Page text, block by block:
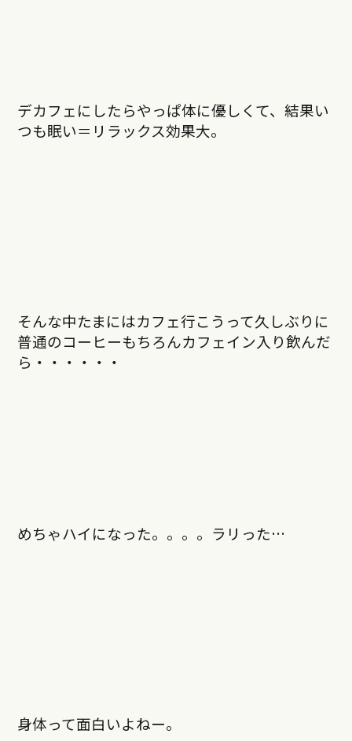
デカフェにしたらやっぱ体に優しくて、結果い
つも眠い＝リラックス効果大。
そんな中たまにはカフェ行こうって久しぶりに
普通のコーヒーもちろんカフェイン入り飲んだ
ら・・・・・・
めちゃハイになった。。。。ラリった…
身体って面白いよねー。